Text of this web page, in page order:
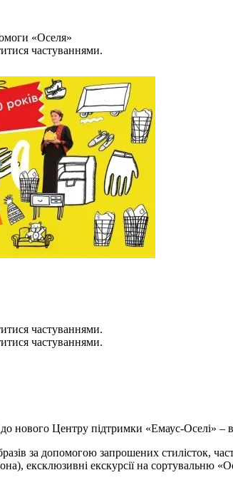
«Оселя»
частуваннями.
частуваннями.
частуваннями.
Центру підтримки «Емаус-Оселі» –
за допомогою запрошених стилісток,
ексклюзивні екскурсії на